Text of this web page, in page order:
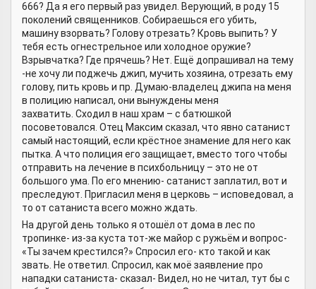
666? Да я его первый раз увидел. Верующий, в роду 15
поколений священников. Собираешься его убить,
машину взорвать? Голову отрезать? Кровь выпить? У
тебя есть огнестрельное или холодное оружие?
Взрывчатка? Где прячешь? Нет. Ещё допрашивал на тему
-не хочу ли поджечь джип, мучить хозяина, отрезать ему
голову, пить кровь и пр. Думаю-владелец джипа на меня
в полицию написал, они вынуждены меня
захватить. Сходил в наш храм – с батюшкой
посоветовался. Отец Максим сказал, что явно сатанист
самый настоящий, если крёстное знамение для него как
пытка. А что полиция его защищает, вместо того чтобы
отправить на лечение в психбольницу – это не от
большого ума. По его мнению- сатанист заплатил, вот и
преследуют. Пригласил меня в церковь – исповедовал, а
то от сатаниста всего можно ждать.
На другой день только я отошёл от дома в лес по
тропинке- из-за куста тот-же майор с ружьём и вопрос-
«Ты зачем крестился?» Спросил его- кто такой и как
звать. Не ответил. Спросил, как моё заявление про
нападки сатаниста- сказал- Видел, но не читал, тут бы с